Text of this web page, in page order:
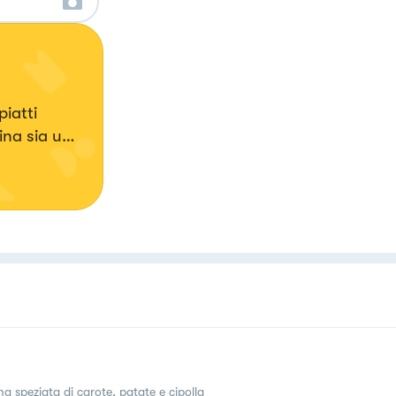
sia una
speziata di carote, patate e cipolla